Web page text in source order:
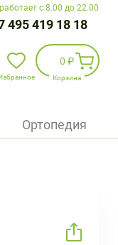
с 8.00 до 22.00
495 419 18 18
0 ₽
Корзина
Ортопедия